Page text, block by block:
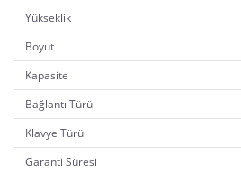
Yükseklik
Boyut
Kapasite
Bağlantı Türü
Klavye Türü
Garanti Süresi